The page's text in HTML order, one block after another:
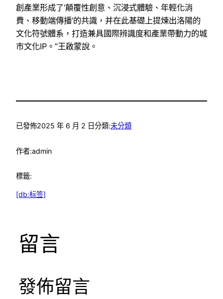
創產業形成了‘顛覆性創意、沉浸式體驗、年輕化消
費、移動端傳播’的共識，并在此基礎上提煉出洛陽的
文化符號體系，打造兼具國際辨識度和產業帶動力的城
市文化IP。”王啟蒙說。
已發佈2025 年 6 月 2 日分類:未分類
作者:admin
標籤:
[db:标签]
留言
發佈留言